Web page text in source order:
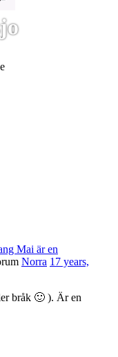
Mai är en
Norra 17 years,
bråk 🙂 ). Är en